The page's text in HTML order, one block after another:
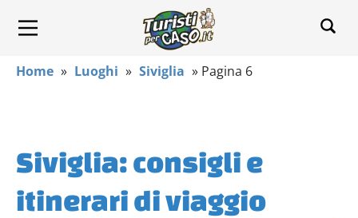
Home » Luoghi » Siviglia » Pagina 6
Siviglia: consigli e
itinerari di viaggio